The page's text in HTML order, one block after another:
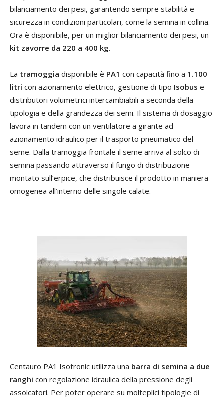
bilanciamento dei pesi, garantendo sempre stabilità e
sicurezza in condizioni particolari, come la semina in collina.
Ora è disponibile, per un miglior bilanciamento dei pesi, un
kit zavorre da 220 a 400 kg.
La tramoggia disponibile è PA1 con capacità fino a 1.100
litri con azionamento elettrico, gestione di tipo Isobus e
distributori volumetrici intercambiabili a seconda della
tipologia e della grandezza dei semi. Il sistema di dosaggio
lavora in tandem con un ventilatore a girante ad
azionamento idraulico per il trasporto pneumatico del
seme. Dalla tramoggia frontale il seme arriva al solco di
semina passando attraverso il fungo di distribuzione
montato sull’erpice, che distribuisce il prodotto in maniera
omogenea all’interno delle singole calate.
Centauro PA1 Isotronic utilizza una barra di semina a due
ranghi con regolazione idraulica della pressione degli
assolcatori. Per poter operare su molteplici tipologie di